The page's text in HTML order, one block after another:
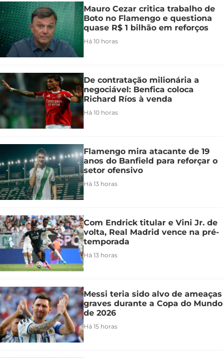
Mauro Cezar critica trabalho de
Boto no Flamengo e questiona
quase R$ 1 bilhão em reforços
Há 10 horas
De contratação milionária a
negociável: Benfica coloca
Richard Ríos à venda
Há 10 horas
Flamengo mira atacante de 19
anos do Banfield para reforçar o
setor ofensivo
Há 13 horas
Com Endrick titular e Vini Jr. de
volta, Real Madrid vence na pré-
temporada
Há 13 horas
Messi teria sido alvo de ameaças
graves durante a Copa do Mundo
de 2026
Há 15 horas